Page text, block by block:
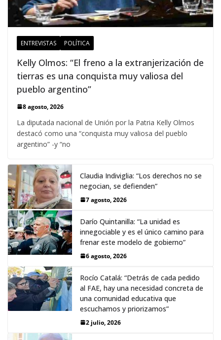
ENTREVISTAS POLÍTICA
Kelly Olmos: “El freno a la extranjerización de
tierras es una conquista muy valiosa del
pueblo argentino”
8 agosto, 2026
La diputada nacional de Unión por la Patria Kelly Olmos
destacó como una “conquista muy valiosa del pueblo
argentino” -y “no
Claudia Indiviglia: “Los derechos no se
negocian, se defienden”
7 agosto, 2026
Darío Quintanilla: “La unidad es
innegociable y es el único camino para
frenar este modelo de gobierno”
6 agosto, 2026
Rocío Catalá: “Detrás de cada pedido
al FAE, hay una necesidad concreta de
una comunidad educativa que
escuchamos y priorizamos”
2 julio, 2026